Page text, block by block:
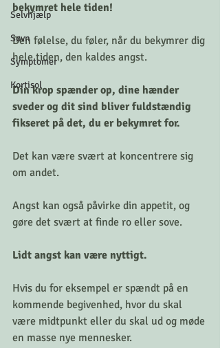
Selvhjælp
Søvn
Symptomer
Kortisol
bekymret hele tiden!
Den følelse, du føler, når du bekymrer dig
hele tiden, den kaldes angst.
Din krop spænder op, dine hænder
sveder og dit sind bliver fuldstændig
fikseret på det, du er bekymret for.
Det kan være svært at koncentrere sig
om andet.
Angst kan også påvirke din appetit, og
gøre det svært at finde ro eller sove.
Lidt angst kan være nyttigt.
Hvis du for eksempel er spændt på en
kommende begivenhed, hvor du skal
være midtpunkt eller du skal ud og møde
en masse nye mennesker.